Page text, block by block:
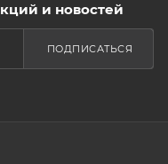
и новостей
ПОДПИСАТЬСЯ